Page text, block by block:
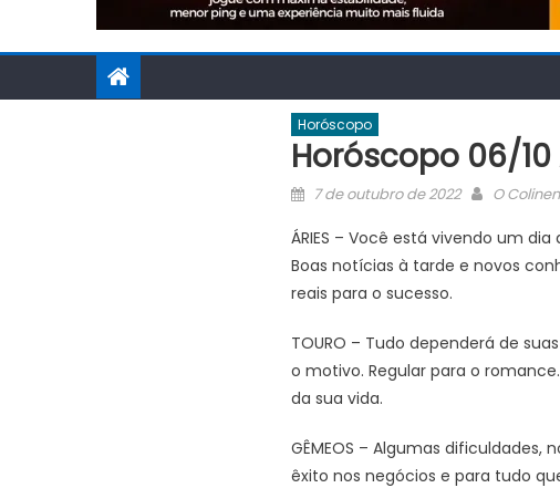
Horóscopo
Horóscopo 06/10
Posted
7 de outubro de 2022 Author
O
ÁRIES – Você está vivendo um
Boas notícias à tarde e novos
reais para o sucesso.
TOURO – Tudo dependerá de
o motivo. Regular para o
da sua vida.
GÊMEOS – Algumas
êxito nos negócios e para tudo